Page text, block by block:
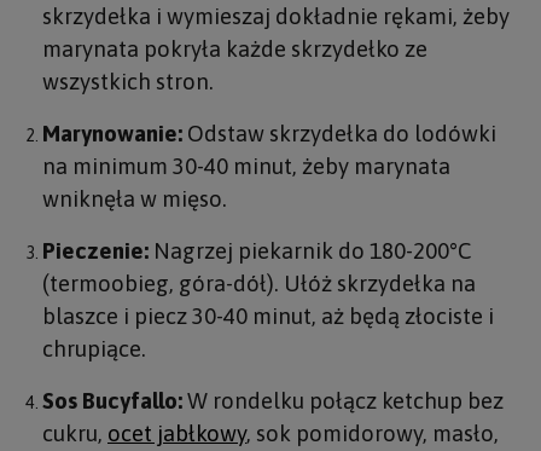
skrzydełka i wymieszaj dokładnie rękami, żeby
marynata pokryła każde skrzydełko ze
wszystkich stron.
Marynowanie: Odstaw skrzydełka do lodówki
na minimum 30-40 minut, żeby marynata
wniknęła w mięso.
Pieczenie: Nagrzej piekarnik do 180-200°C
(termoobieg, góra-dół). Ułóż skrzydełka na
blaszce i piecz 30-40 minut, aż będą złociste i
chrupiące.
Sos Bucyfallo:W rondelku połącz ketchup bez
cukru, ocet jabłkowy, sok pomidorowy, masło,